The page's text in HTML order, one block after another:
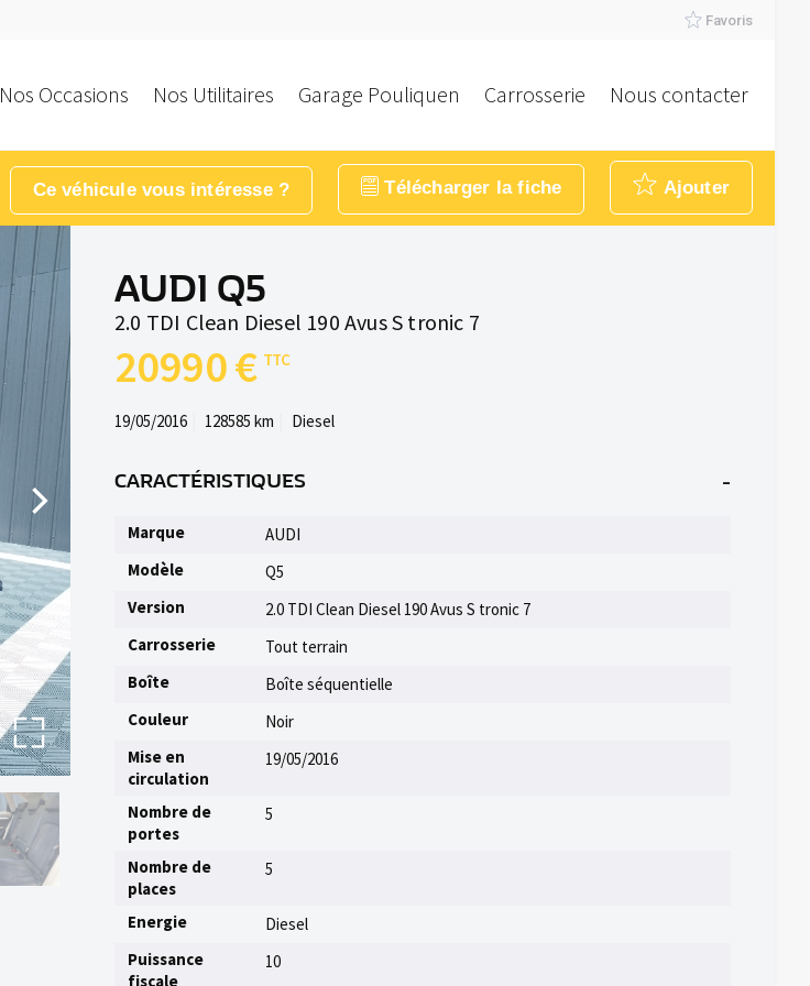
Favoris
Nos Occasions Nos Utilitaires Garage Pouliquen Carrosserie Nous contacter
Ce véhicule vous intéresse ? Télécharger la fiche Ajouter
AUDI Q5
2.0 TDI Clean Diesel 190 Avus S tronic 7
20990 €
19/05/2016 128585 km Diesel
CARACTÉRISTIQUES -
Marque
AUDI
Modèle
Q5
Version
2.0 TDI Clean Diesel 190 Avus S tronic 7
Carrosserie
Tout terrain
Boîte
Boîte séquentielle
Couleur
Noir
Mise en
circulation
19/05/2016
Nombre de
portes
5
Nombre de
places
5
Energie
Diesel
Puissance
fiscale
10